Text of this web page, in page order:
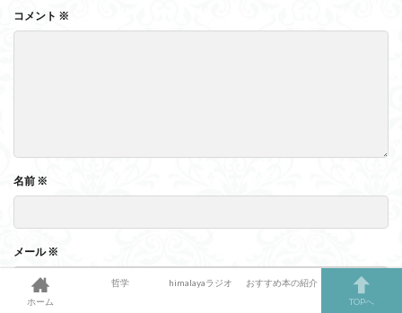
コメント ※
名前 ※
メール※
ホーム
哲学 himalayaラジオ
おすすめ本の紹介
TOPへ